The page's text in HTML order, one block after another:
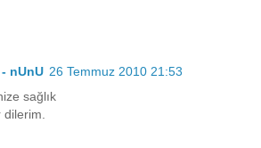
nUnU 26 Temmuz 2010 21:53
sağlık
dilerim.